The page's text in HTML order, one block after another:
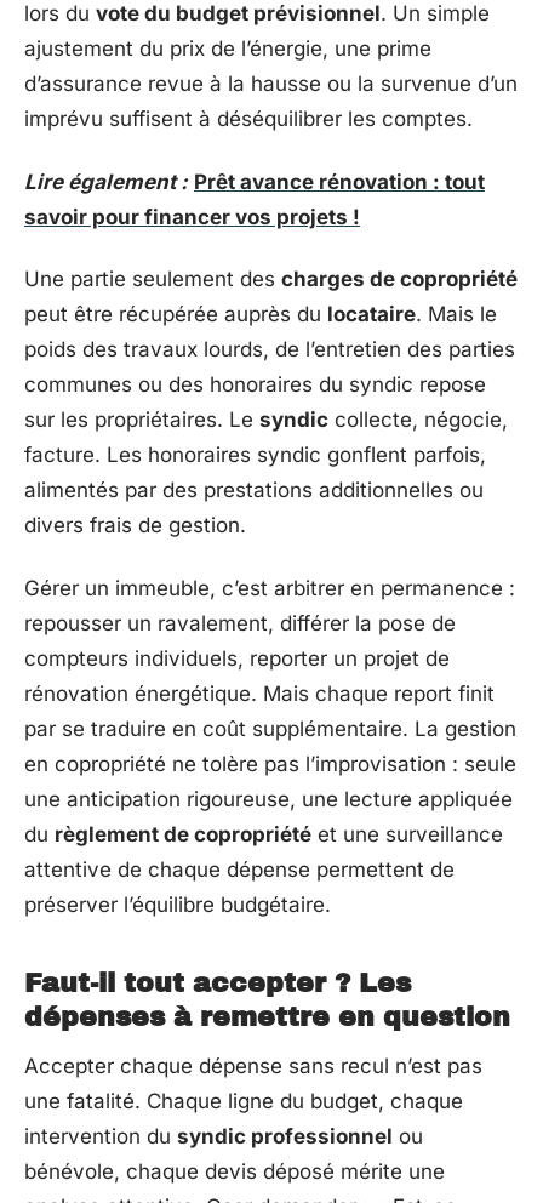
lors du vote du budget prévisionnel. Un simple
ajustement du prix de l’énergie, une prime
d’assurance revue à la hausse ou la survenue d’un
imprévu suffisent à déséquilibrer les comptes.
Lire également : Prêt avance rénovation : tout
savoir pour financer vos projets !
Une partie seulement des charges de copropriété
peut être récupérée auprès du locataire. Mais le
poids des travaux lourds, de l’entretien des parties
communes ou des honoraires du syndic repose
sur les propriétaires. Le syndic collecte, négocie,
facture. Les honoraires syndic gonflent parfois,
alimentés par des prestations additionnelles ou
divers frais de gestion.
Gérer un immeuble, c’est arbitrer en permanence :
repousser un ravalement, différer la pose de
compteurs individuels, reporter un projet de
rénovation énergétique. Mais chaque report finit
par se traduire en coût supplémentaire. La gestion
en copropriété ne tolère pas l’improvisation : seule
une anticipation rigoureuse, une lecture appliquée
du règlement de copropriété et une surveillance
attentive de chaque dépense permettent de
préserver l’équilibre budgétaire.
Faut-il tout accepter ? Les
dépenses à remettre en question
Accepter chaque dépense sans recul n’est pas
une fatalité. Chaque ligne du budget, chaque
intervention du syndic professionnel ou
bénévole, chaque devis déposé mérite une